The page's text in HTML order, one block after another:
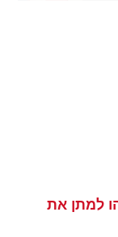
למתן את